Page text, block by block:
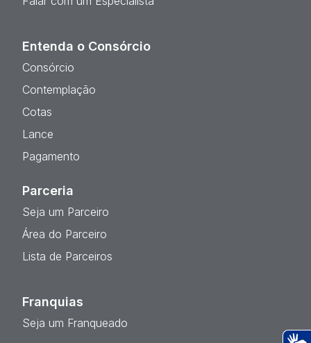
Entenda o Consórcio
Consórcio
Contemplação
Cotas
Lance
Pagamento
Parceria
Seja um Parceiro
Área do Parceiro
Lista de Parceiros
Franquias
Seja um Franqueado